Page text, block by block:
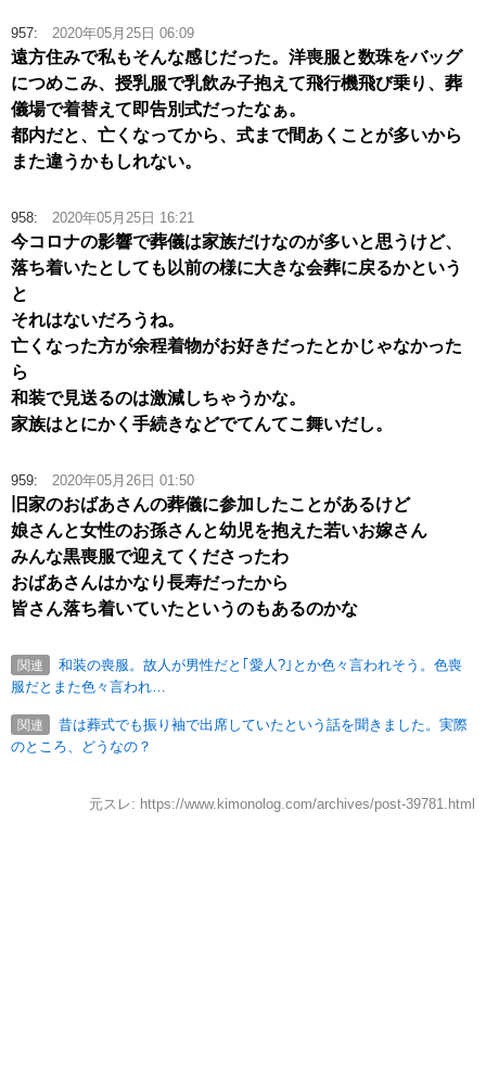
957: 2020年05月25日 06:09
遠方住みで私もそんな感じだった。洋喪服と数珠をバッグ
につめこみ、授乳服で乳飲み子抱えて飛行機飛び乗り、葬
儀場で着替えて即告別式だったなぁ。
都内だと、亡くなってから、式まで間あくことが多いから
また違うかもしれない。
958: 2020年05月25日 16:21
今コロナの影響で葬儀は家族だけなのが多いと思うけど、
落ち着いたとしても以前の様に大きな会葬に戻るかという
と
それはないだろうね。
亡くなった方が余程着物がお好きだったとかじゃなかった
ら
和装で見送るのは激減しちゃうかな。
家族はとにかく手続きなどでてんてこ舞いだし。
959: 2020年05月26日 01:50
旧家のおばあさんの葬儀に参加したことがあるけど
娘さんと女性のお孫さんと幼児を抱えた若いお嫁さん
みんな黒喪服で迎えてくださったわ
おばあさんはかなり長寿だったから
皆さん落ち着いていたというのもあるのかな
関連
和装の喪服。故人が男性だと｢愛人?｣とか色々言われそう。色喪
服だとまた色々言われ…
関連
昔は葬式でも振り袖で出席していたという話を聞きました。実際
のところ、どうなの？
元スレ: https://www.kimonolog.com/archives/post-39781.html